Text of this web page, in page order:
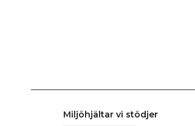
Miljöhjältar vi stödjer